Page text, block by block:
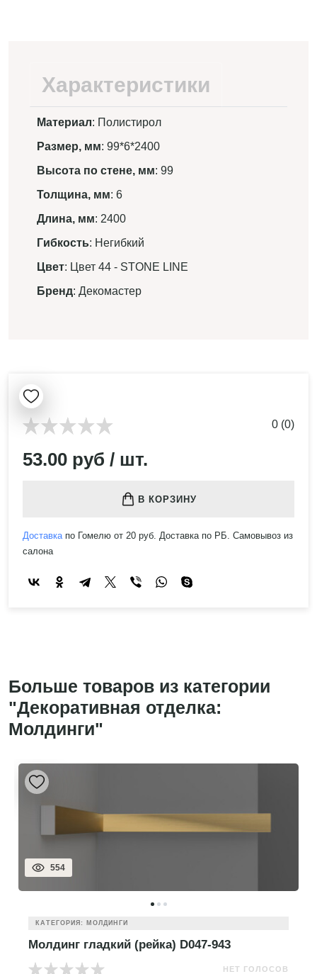
Характеристики
Материал: Полистирол
Размер, мм: 99*6*2400
Высота по стене, мм: 99
Толщина, мм: 6
Длина, мм: 2400
Гибкость: Негибкий
Цвет: Цвет 44 - STONE LINE
Бренд: Декомастер
0 (0)
53.00 руб / шт.
В КОРЗИНУ
Доставкапо Гомелю от 20 руб. Доставка по РБ. Самовывоз из
салона
Больше товаров из категории
"Декоративная отделка:
Молдинги"
554
КАТЕГОРИЯ: МОЛДИНГИ
Молдинг гладкий (рейка) D047-943
НЕТ ГОЛОСОВ